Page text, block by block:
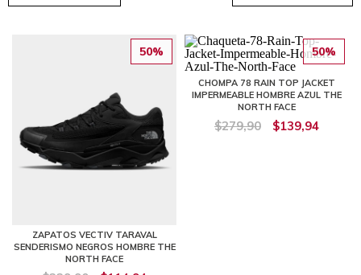
50%
ZAPATOS VECTIV TARAVAL
SENDERISMO NEGROS HOMBRE THE
NORTH FACE
50%
CHOMPA 78 RAIN TOP JACKET
IMPERMEABLE HOMBRE AZUL THE
NORTH FACE
$279,90 $139,94